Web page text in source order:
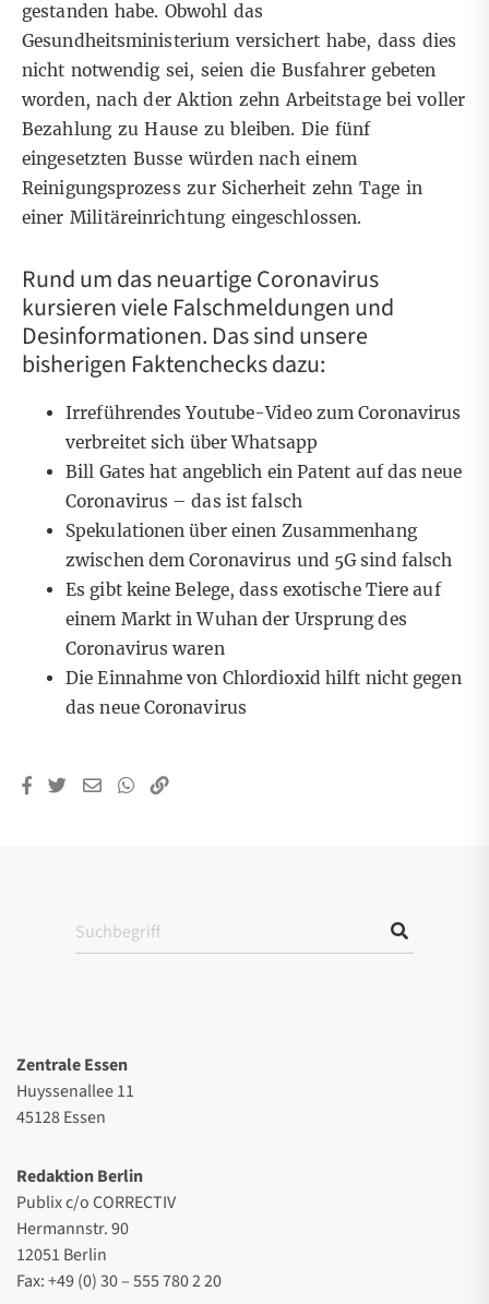
gestanden habe. Obwohl das
Gesundheitsministerium versichert habe, dass dies
nicht notwendig sei, seien die Busfahrer gebeten
worden, nach der Aktion zehn Arbeitstage bei voller
Bezahlung zu Hause zu bleiben. Die fünf
eingesetzten Busse würden nach einem
Reinigungsprozess zur Sicherheit zehn Tage in
einer Militäreinrichtung eingeschlossen.
Rund um das neuartige Coronavirus
kursieren viele Falschmeldungen und
Desinformationen. Das sind unsere
bisherigen Faktenchecks dazu:
Irreführendes Youtube-Video zum Coronavirus
verbreitet sich über Whatsapp
Bill Gates hat angeblich ein Patent auf das neue
Coronavirus – das ist falsch
Spekulationen über einen Zusammenhang
zwischen dem Coronavirus und 5G sind falsch
Es gibt keine Belege, dass exotische Tiere auf
einem Markt in Wuhan der Ursprung des
Coronavirus waren
Die Einnahme von Chlordioxid hilft nicht gegen
das neue Coronavirus
Zentrale Essen
Huyssenallee 11
45128 Essen
Redaktion Berlin
Publix c/o CORRECTIV
Hermannstr. 90
12051 Berlin
Fax: +49 (0) 30 – 555 780 2 20